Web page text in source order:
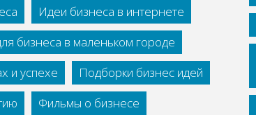
Идеи бизнеса в интернете
бизнеса в маленьком городе
и успехе
Подборки бизнес идей
Фильмы о бизнесе